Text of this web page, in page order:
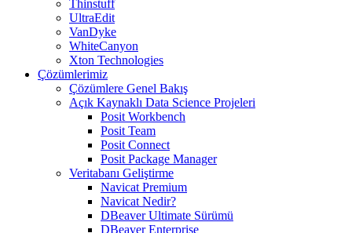
Thinstuff
UltraEdit
VanDyke
WhiteCanyon
Xton Technologies
Çözümlerimiz
Çözümlere Genel Bakış
Açık Kaynaklı Data Science Projeleri
Posit Workbench
Posit Team
Posit Connect
Posit Package Manager
Veritabanı Geliştirme
Navicat Premium
Navicat Nedir?
DBeaver Ultimate Sürümü
DBeaver Enterprise